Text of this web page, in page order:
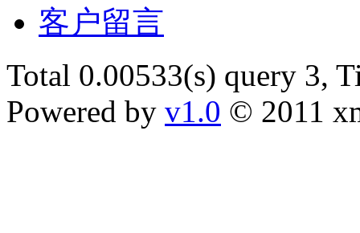
客户留言
Total 0.00533(s) query 3,
Powered by v1.0 © 2011